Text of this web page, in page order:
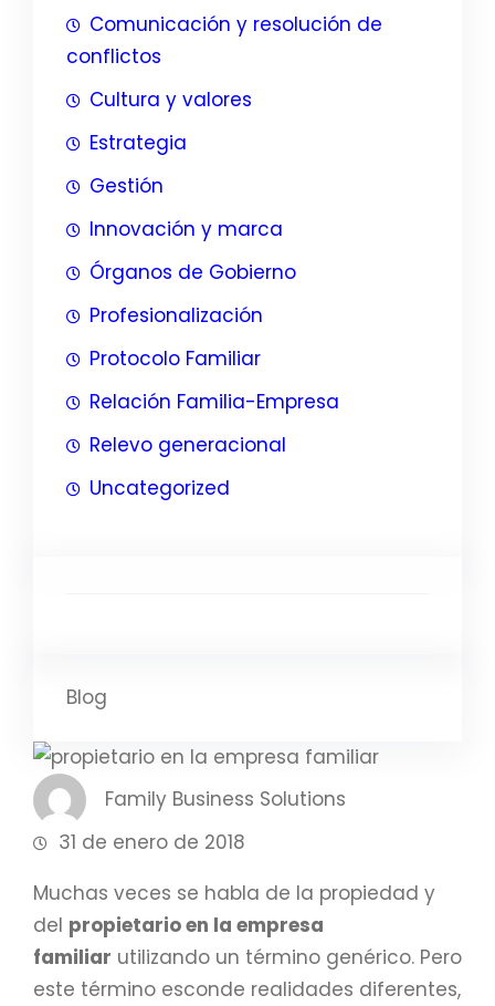
Comunicación y resolución de
conflictos
Cultura y valores
Estrategia
Gestión
Innovación y marca
Órganos de Gobierno
Profesionalización
Protocolo Familiar
Relación Familia-Empresa
Relevo generacional
Uncategorized
Blog
Family Business Solutions
31 de enero de 2018
Muchas veces se habla de la propiedad y
del propietario en la empresa
familiar utilizando un término genérico. Pero
este término esconde realidades diferentes,